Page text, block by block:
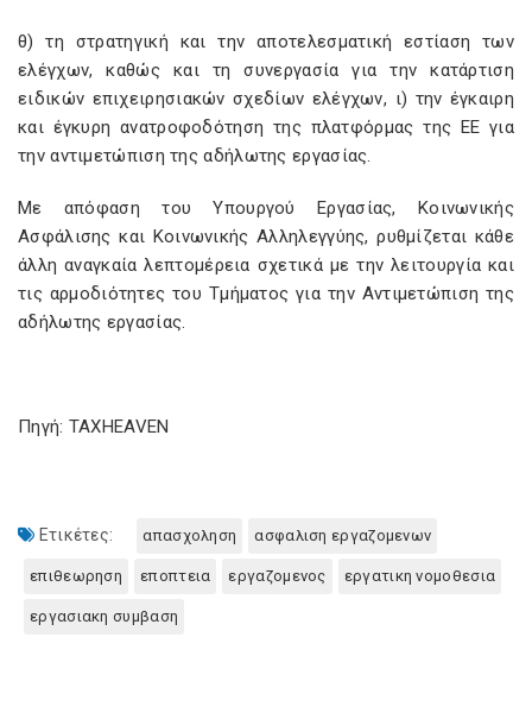
θ) τη στρατηγική και την αποτελεσματική εστίαση των
ελέγχων, καθώς και τη συνεργασία για την κατάρτιση
ειδικών επιχειρησιακών σχεδίων ελέγχων, ι) την έγκαιρη
και έγκυρη ανατροφοδότηση της πλατφόρμας της ΕΕ για
την αντιμετώπιση της αδήλωτης εργασίας.
Με απόφαση του Υπουργού Εργασίας, Κοινωνικής
Ασφάλισης και Κοινωνικής Αλληλεγγύης, ρυθμίζεται κάθε
άλλη αναγκαία λεπτομέρεια σχετικά με την λειτουργία και
τις αρμοδιότητες του Τμήματος για την Αντιμετώπιση της
αδήλωτης εργασίας.
Πηγή: TAXHEAVEN
Ετικέτες: απασχοληση ασφαλιση εργαζομενων
επιθεωρηση εποπτεια εργαζομενος εργατικη νομοθεσια
εργασιακη συμβαση